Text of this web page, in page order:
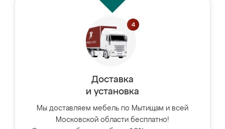
Доставка
и установка
Мы доставляем мебель по Мытищам и всей
Московской области бесплатно!